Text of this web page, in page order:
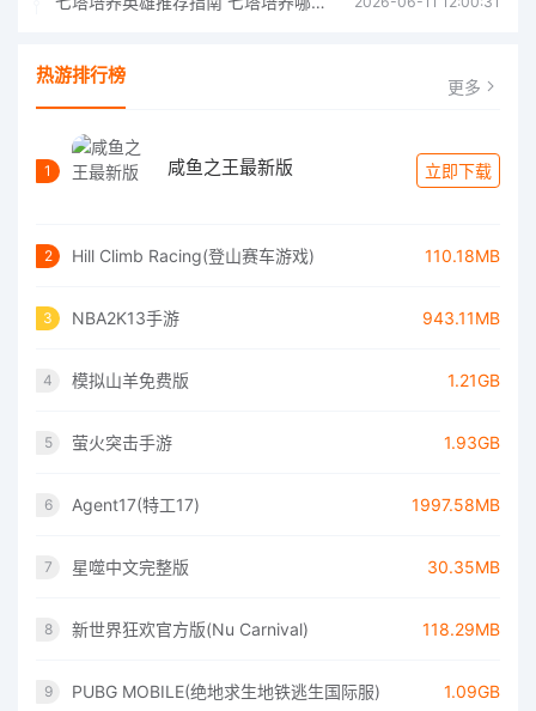
热游排行榜 更多
1 咸鱼之王最新版 立即下载
2 Hill Climb Racing(登山赛车游戏) 110.18MB
3 NBA2K13手游 943.11MB
4 模拟山羊免费版 1.21GB
5 萤火突击手游 1.93GB
6 Agent17(特工17) 1997.58MB
7 星噬中文完整版 30.35MB
8 新世界狂欢官方版(Nu Carnival) 118.29MB
9 PUBG MOBILE(绝地求生地铁逃生国际服) 1.09GB